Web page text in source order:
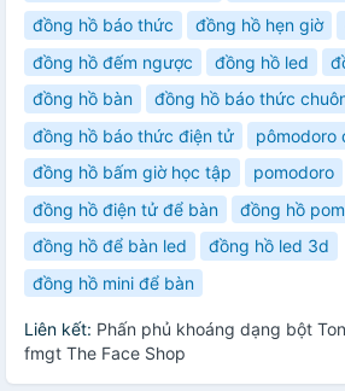
đồng hồ báo thức
đồng hồ hẹn giờ
đồng hồ đếm ngược
đồng hồ led
đồng hồ bàn
đồng hồ báo thức
đồng hồ báo thức điện tử
pômodoro
đồng hồ bấm giờ học tập
pomodoro
đồng hồ điện tử để bàn
đồng hồ
đồng hồ để bàn led
đồng hồ led 3d
đồng hồ mini để bàn
Liên kết: Phấn phủ khoáng dạng bột
fmgt The Face Shop